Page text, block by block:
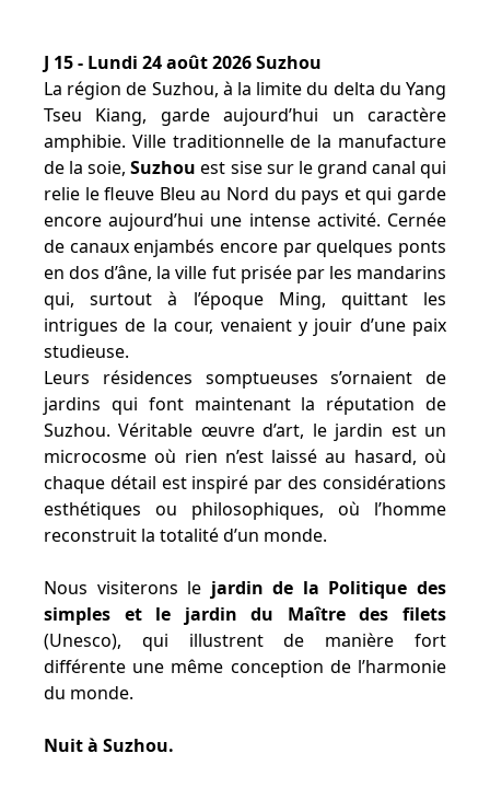
J 15 - Lundi 24 août 2026 Suzhou
La région de Suzhou, à la limite du delta du Yang
Tseu Kiang, garde aujourd’hui un caractère
amphibie. Ville traditionnelle de la manufacture
de la soie,Suzhou est sise sur le grand canal qui
relie le fleuve Bleu au Nord du pays et qui garde
encore aujourd’hui une intense activité. Cernée
de canaux enjambés encore par quelques ponts
en dos d’âne, la ville fut prisée par les mandarins
qui, surtout à l’époque Ming, quittant les
intrigues de la cour, venaient y jouir d’une paix
studieuse.
Leurs résidences somptueuses s’ornaient de
jardins qui font maintenant la réputation de
Suzhou. Véritable œuvre d’art, le jardin est un
microcosme où rien n’est laissé au hasard, où
chaque détail est inspiré par des considérations
esthétiques ou philosophiques, où l’homme
reconstruit la totalité d’un monde.
Nous visiterons le jardin de la Politique des
simples et le jardin du Maître des filets
(Unesco), qui illustrent de manière fort
différente une même conception de l’harmonie
du monde.
Nuit à Suzhou.